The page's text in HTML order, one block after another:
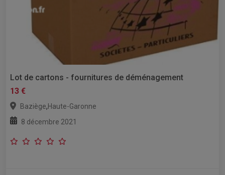
Lot de cartons - fournitures de déménagement
13 €
Baziège,Haute-Garonne
8 décembre 2021